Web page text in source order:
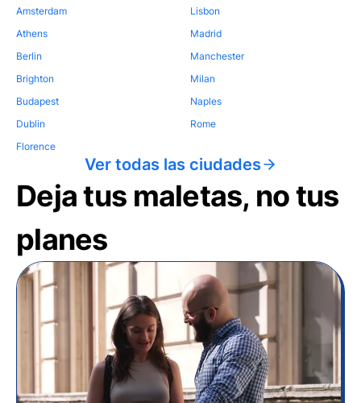
Amsterdam
Athens
Berlin
Brighton
Budapest
Dublin
Florence
Lisbon
Madrid
Manchester
Milan
Naples
Rome
Ver todas las ciudades
Deja tus maletas, no tus
planes